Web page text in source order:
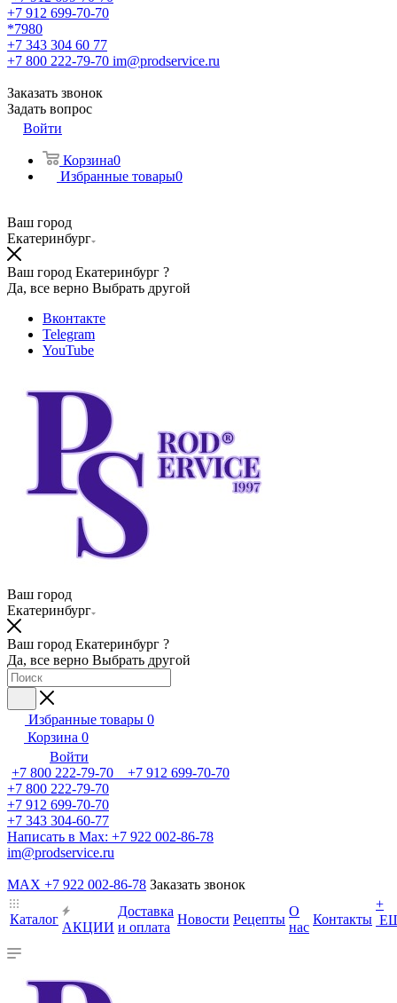
+7 912 699-70-70
*7980
+7 343 304 60 77
+7 800 222-79-70 im@prodservice.ru
Заказать звонок
Задать вопрос
Войти
Корзина0
Избранные товары0
Ваш город
Екатеринбург
Ваш город Екатеринбург ?
Да, все верно Выбрать другой
Вконтакте
Telegram
YouTube
Ваш город
Екатеринбург
Ваш город Екатеринбург ?
Да, все верно Выбрать другой
Избранные товары 0
Корзина 0
Войти
+7 800 222-79-70 +7 912 699-70-70
+7 800 222-79-70
+7 912 699-70-70
+7 343 304-60-77
Написать в Max: +7 922 002-86-78
im@prodservice.ru
MAX +7 922 002-86-78 Заказать звонок
Каталог
АКЦИИ
Доставка
и оплата
Новости Рецепты
О
нас
Контакты
+